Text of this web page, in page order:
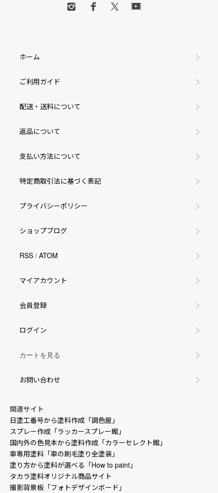
ホーム
ご利用ガイド
配送・送料について
返品について
支払い方法について
特定商取引法に基づく表記
プライバシーポリシー
ショップブログ
RSS / ATOM
マイアカウント
会員登録
ログイン
カートを見る
お問い合わせ
関連サイト
日塗工番号から塗料作成「調色屋」
スプレー作成「ラッカースプレー館」
国内外の色見本から塗料作成「カラーセレクト館」
車専用塗料「車の刷毛塗り全塗装」
塗り方から塗料が選べる「How to paint」
タカラ塗料オリジナル商品サイト
撮影背景板「フォトデザインボード」